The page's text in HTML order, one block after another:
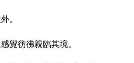
。
覺彷彿親臨其境。